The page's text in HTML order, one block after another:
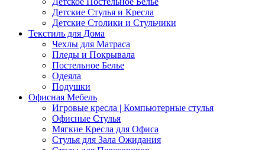
Детские Стулья и Кресла
Детские Столики и Стульчики
Текстиль для Дома
Чехлы для Матраса
Пледы и Покрывала
Постельное Белье
Одеяла
Подушки
Офисная Мебель
Игровые кресла | Компьютерные стулья
Офисные Стулья
Мягкие Кресла для Офиса
Стулья для Зала Ожидания